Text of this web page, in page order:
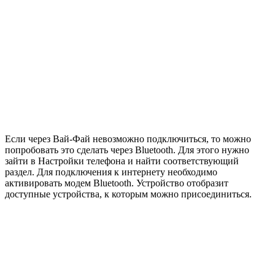
Если через Вай-Фай невозможно подключиться, то можно
попробовать это сделать через Bluetooth. Для этого нужно
зайти в Настройки телефона и найти соответствующий
раздел. Для подключения к интернету необходимо
активировать модем Bluetooth. Устройство отобразит
доступные устройства, к которым можно присоединиться.